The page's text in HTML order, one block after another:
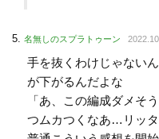
名無しのスプラトゥーン
手を抜くわけじゃない
が下がるんだよな
「あ、この編成ダメそ
つムカつくなあ…リッタ